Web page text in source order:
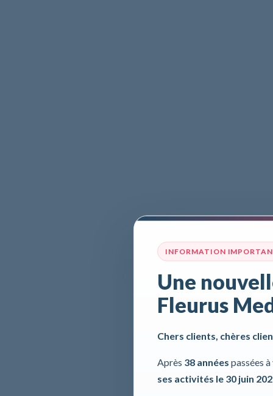
INFORMATION
Une
Fleurus
Chers clients, chères
Après 38 années passées
ses activités le 30 juin